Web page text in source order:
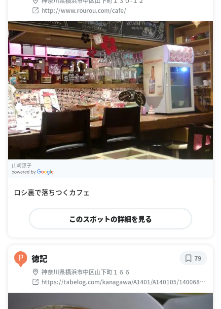
http://www.rourou.com/cafe/
山崎涼子
ロシ裏で落ちつくカフェ
このスポットの詳細を見る
P 徳記
神奈川県横浜市中区山下町１６６
https://tabelog.com/kanagawa/A1401/A140105/14006821
/
79